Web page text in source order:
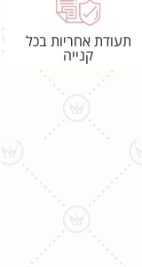
תעודת אחריות בכל
קנייה